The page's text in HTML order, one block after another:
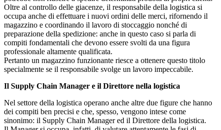
Oltre al controllo delle giacenze, il responsabile della logistica si
occupa anche di effettuare i nuovi ordini delle merci, rifornendo il
magazzino e coordinando il lavoro di stoccaggio nonché di
preparazione della spedizione: anche in questo caso si parla di
compiti fondamentali che devono essere svolti da una figura
professionale altamente qualificata.
Pertanto un magazzino funzionante riesce a ottenere questo titolo
specialmente se il responsabile svolge un lavoro impeccabile.
Il Supply Chain Manager e il Direttore nella logistica
Nel settore della logistica operano anche altre due figure che hanno
dei compiti ben precisi e che, spesso, vengono intese come
sinonimo: il Supply Chain Manager ed il Direttore della logistica.